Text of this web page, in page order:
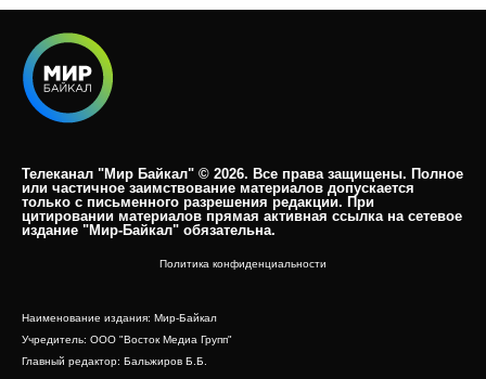
Телеканал "Мир Байкал" © 2026. Все права защищены. Полное
или частичное заимствование материалов допускается
только с письменного разрешения редакции. При
цитировании материалов прямая активная ссылка на сетевое
издание "Мир-Байкал" обязательна.​
Политика конфиденциальности
Наименование издания: Мир-Байкал
Учредитель: ООО "Восток Медиа Групп"
Главный редактор: Бальжиров Б.Б.